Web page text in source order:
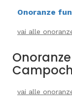
Onoranze
vai alle
vai alle